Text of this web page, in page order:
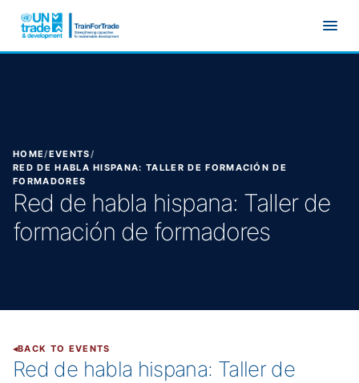
HOME/EVENTS/
RED DE HABLA HISPANA: TALLER DE FORMACIÓN DE
FORMADORES
Red de habla hispana: Taller de
formación de formadores
BACK TO EVENTS
Red de habla hispana: Taller de